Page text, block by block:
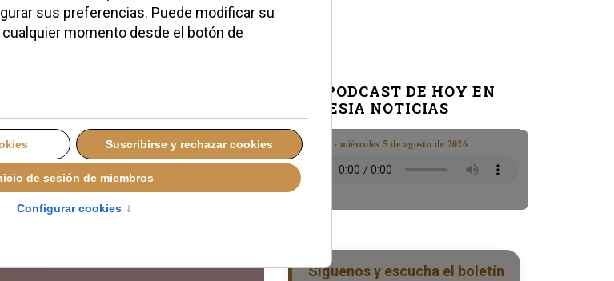
el
el aborto
que
10:23
EL PODCAST DE HOY EN
IGLESIA NOTICIAS
Boletín · miércoles 5 de agosto de 2026
Síguenos y escucha el boletín